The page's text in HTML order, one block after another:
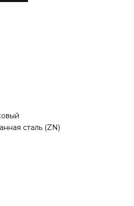
сталь (ZN)